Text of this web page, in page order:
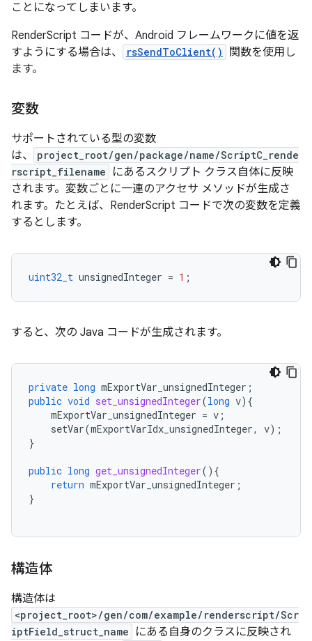
ことになってしまいます。
RenderScript コードが、Android フレームワークに値を返
すようにする場合は、
rsSendToClient()
関数を使用し
ます。
変数
サポートされている型の変数
は、
project_root/gen/package/name/ScriptC_rende
rscript_filename
にあるスクリプト クラス自体に反映
されます。変数ごとに一連のアクセサ メソッドが生成さ
れます。たとえば、RenderScript コードで次の変数を定義
するとします。
uint32_t unsignedInteger = 1 ;
すると、次の Java コードが生成されます。
private long mExportVar_unsignedInteger ;
public void set_unsignedInteger(long v){
mExportVar_unsignedInteger = v ;
setVar(mExportVarIdx_unsignedInteger, v);
}
public long get_unsignedInteger(){
return mExportVar_unsignedInteger ;
}
構造体
構造体は
<project_root>/gen/com/example/renderscript/Scr
iptField_struct_name
にある自身のクラスに反映され